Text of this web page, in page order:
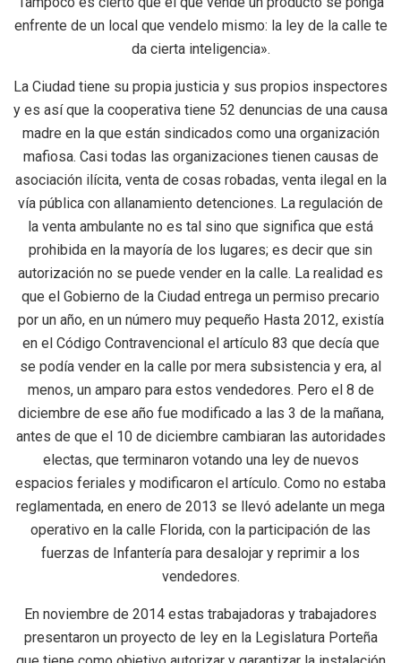
enfrente de un local que vendelo mismo: la ley de la calle te
da cierta inteligencia».
La Ciudad tiene su propia justicia y sus propios inspectores
y es así que la cooperativa tiene 52 denuncias de una causa
madre en la que están sindicados como una organización
mafiosa. Casi todas las organizaciones tienen causas de
asociación ilícita, venta de cosas robadas, venta ilegal en la
vía pública con allanamiento detenciones. La regulación de
la venta ambulante no es tal sino que significa que está
prohibida en la mayoría de los lugares; es decir que sin
autorización no se puede vender en la calle. La realidad es
que el Gobierno de la Ciudad entrega un permiso precario
por un año, en un número muy pequeño Hasta 2012, existía
en el Código Contravencional el artículo 83 que decía que
se podía vender en la calle por mera subsistencia y era, al
menos, un amparo para estos vendedores. Pero el 8 de
diciembre de ese año fue modificado a las 3 de la mañana,
antes de que el 10 de diciembre cambiaran las autoridades
electas, que terminaron votando una ley de nuevos
espacios feriales y modificaron el artículo. Como no estaba
reglamentada, en enero de 2013 se llevó adelante un mega
operativo en la calle Florida, con la participación de las
fuerzas de Infantería para desalojar y reprimir a los
vendedores.
En noviembre de 2014 estas trabajadoras y trabajadores
presentaron un proyecto de ley en la Legislatura Porteña